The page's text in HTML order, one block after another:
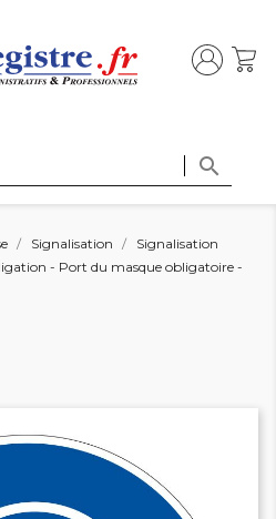

Signalisation
Signalisation
- Port du masque obligatoire -